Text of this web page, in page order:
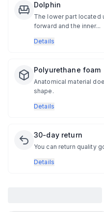
Dolphin
The lower part located
forward and the inner...
Details
Polyurethane foam
Anatomical material
shape.
Details
30-day return
You can return quality
Details